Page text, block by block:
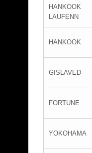
HANKOOK
LAUFENN
HANKOOK
GISLAVED
FORTUNE
YOKOHAMA